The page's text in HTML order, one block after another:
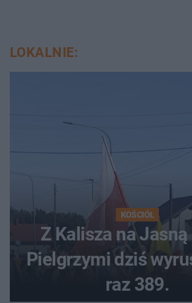
LOKALNIE:
KOŚCIÓŁ
Z Kalisza na Jasną
Pielgrzymi dziś
raz 389.